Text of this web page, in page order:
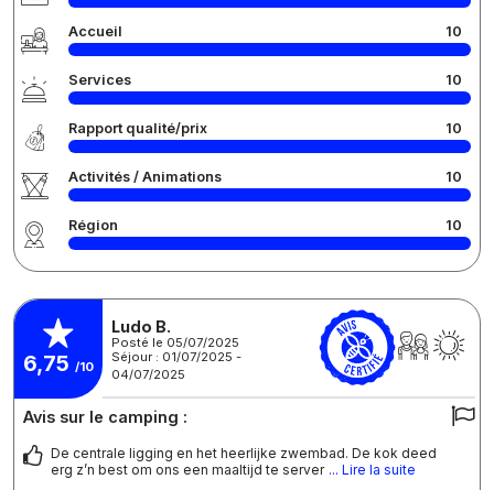
Accueil 10
Services 10
Rapport qualité/prix 10
Activités / Animations 10
Région 10
6,75 /10
Ludo B.
Posté le 05/07/2025
Séjour : 01/07/2025 -
04/07/2025
Avis sur le camping :
De centrale ligging en het heerlijke zwembad. De kok deed
erg z’n best om ons een maaltijd te server ... Lire la suite